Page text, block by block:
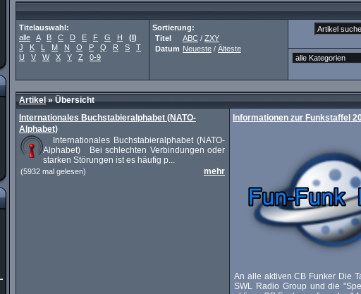
Titelauswahl:
alle
A B C D E F G H (I)
J
K L M N O P Q R S
T
U
V W X Y Z 0-9
Sortierung:
Titel
ABC / ZXY
Datum Neueste / Älteste
Artikel»Übersicht
Internationales Buchstabieralphabet (NATO-
Alphabet)
Internationales Buchstabieralphabet (NATO-
Alphabet) Bei schlechten Verbindungen oder
starken Störungen ist es häufig p...
(5932 mal gelesen) mehr
Informationen zur Funkstaffel
An alle aktiven CB Funker Die
SWL Radio Group und die